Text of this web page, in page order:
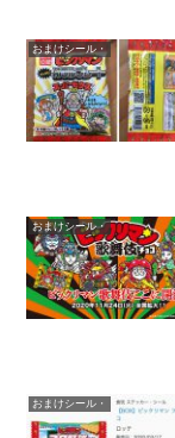
おまけシール・
おまけシール・
おまけシール・